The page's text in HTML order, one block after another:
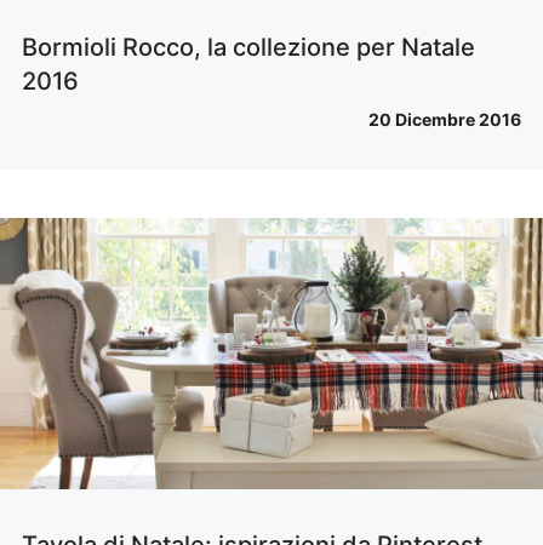
Bormioli Rocco, la collezione per Natale
2016
20 Dicembre 2016